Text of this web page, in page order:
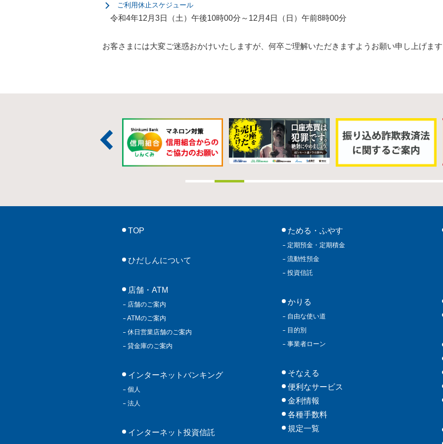
ご利用休止スケジュール
令和4年12月3日（土）午後10時00分～12月4日（日）午前8時00分
お客さまには大変ご迷惑おかけいたしますが、何卒ご理解いただきますようお願い申し上げま
TOP
ひだしんについて
店舗・ATM
店舗のご案内
ATMのご案内
休日営業店舗のご案内
貸金庫のご案内
インターネットバンキング
個人
法人
インターネット投資信託
ためる・ふやす
定期預金・定期積金
流動性預金
投資信託
かりる
自由な使い道
目的別
事業者ローン
そなえる
便利なサービス
金利情報
各種手数料
規定一覧